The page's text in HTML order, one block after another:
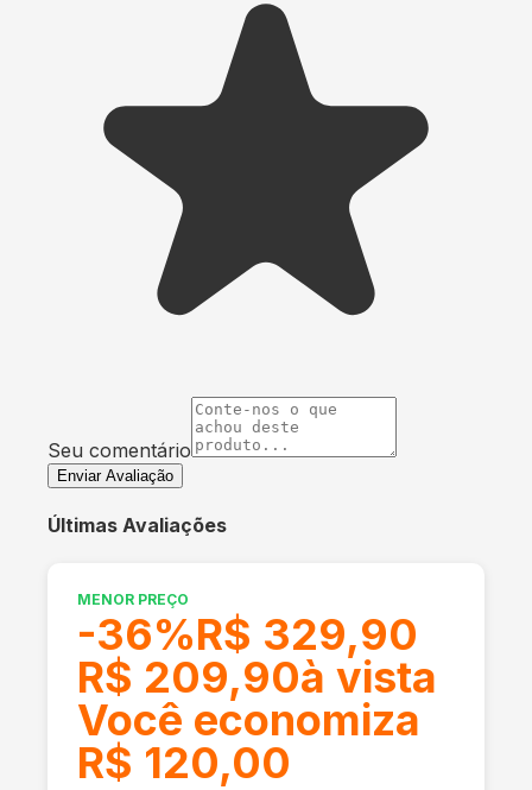
Seu comentário
Enviar Avaliação
Últimas Avaliações
MENOR PREÇO
-36%R$ 329,90
R$ 209,90à vista
Você economiza
R$ 120,00